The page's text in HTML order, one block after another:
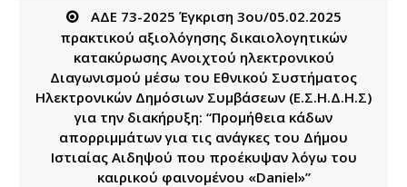
ΑΔΕ 73-2025 Έγκριση 3ου/05.02.2025
πρακτικού αξιολόγησης δικαιολογητικών
κατακύρωσης Ανοιχτού ηλεκτρονικού
Διαγωνισμού μέσω του Εθνικού Συστήματος
Ηλεκτρονικών Δημόσιων Συμβάσεων (Ε.Σ.Η.Δ.Η.Σ)
για την διακήρυξη: “Προμήθεια κάδων
απορριμμάτων για τις ανάγκες του Δήμου
Ιστιαίας Αιδηψού που προέκυψαν λόγω του
καιρικού φαινομένου «Daniel»”